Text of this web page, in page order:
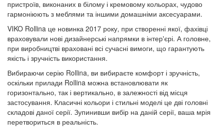
пристроїв, виконаних в білому і кремовому кольорах, чудово
гармоніюють з меблями та іншими домашніми аксесуарами.
VIKO Rollina це новинка 2017 року, при створенні якої, фахівці
враховували нові дизайнерські напрямки в інтер'єрі. А головне,
при виробництві враховані всі сучасні вимоги, що гарантують
якість і зручність використання.
Вибираючи серію Rollina, ви вибираєте комфорт і зручність,
оскільки прилади Rollina можна встановлювати як
горизонтально, так і вертикально, в залежності від місця
застосування. Класичні кольори і стильні моделі це дві головні
складові даної серії. Зупинивши вибір на даній серії, ваша мрія
перетвориться в реальність.